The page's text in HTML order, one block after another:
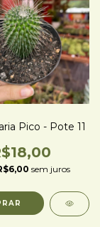
Pico - Pote 11
sem juros